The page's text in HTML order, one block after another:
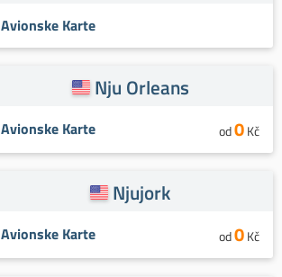
Avionske Karte
Nju Orleans
Avionske Karte od0Kč
Njujork
Avionske Karte od0Kč